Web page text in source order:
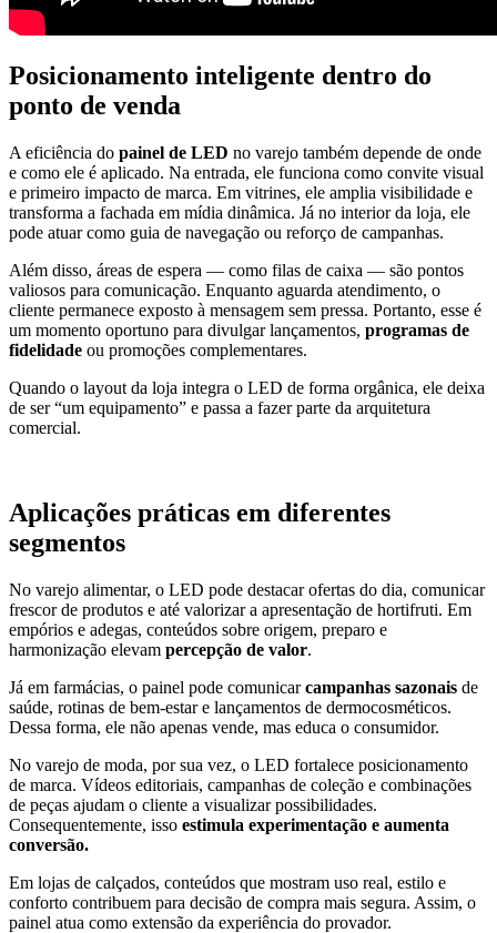
Posicionamento inteligente dentro do
ponto de venda
A eficiência do painel de LED no varejo também depende de onde
e como ele é aplicado. Na entrada, ele funciona como convite visual
e primeiro impacto de marca. Em vitrines, ele amplia visibilidade e
transforma a fachada em mídia dinâmica. Já no interior da loja, ele
pode atuar como guia de navegação ou reforço de campanhas.
Além disso, áreas de espera — como filas de caixa — são pontos
valiosos para comunicação. Enquanto aguarda atendimento, o
cliente permanece exposto à mensagem sem pressa. Portanto, esse é
um momento oportuno para divulgar lançamentos, programas de
fidelidade ou promoções complementares.
Quando o layout da loja integra o LED de forma orgânica, ele deixa
de ser “um equipamento” e passa a fazer parte da arquitetura
comercial.
Aplicações práticas em diferentes
segmentos
No varejo alimentar, o LED pode destacar ofertas do dia, comunicar
frescor de produtos e até valorizar a apresentação de hortifruti. Em
empórios e adegas, conteúdos sobre origem, preparo e
harmonização elevam percepção de valor.
Já em farmácias, o painel pode comunicarcampanhas sazonais de
saúde, rotinas de bem-estar e lançamentos de dermocosméticos.
Dessa forma, ele não apenas vende, mas educa o consumidor.
No varejo de moda, por sua vez, o LED fortalece posicionamento
de marca. Vídeos editoriais, campanhas de coleção e combinações
de peças ajudam o cliente a visualizar possibilidades.
Consequentemente, isso estimula experimentação e aumenta
conversão.
Em lojas de calçados, conteúdos que mostram uso real, estilo e
conforto contribuem para decisão de compra mais segura. Assim, o
painel atua como extensão da experiência do provador.